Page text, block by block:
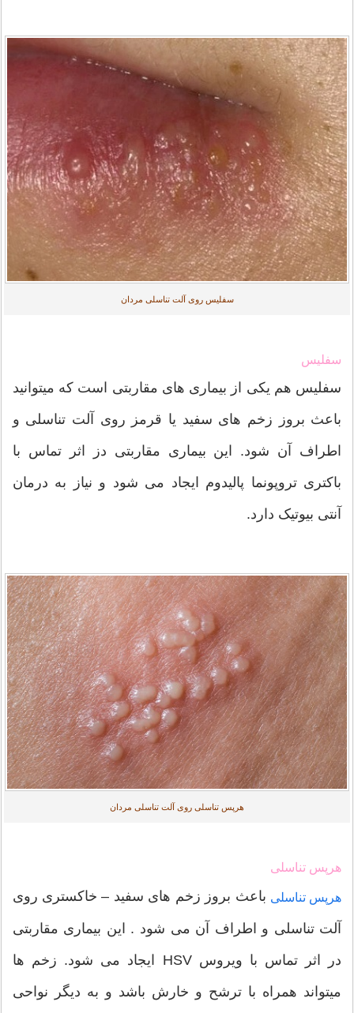
سفلیس روی آلت تناسلی مردان
سفلیس
سفلیس هم یکی از بیماری های مقاربتی است که میتوانید
باعث بروز زخم های سفید یا قرمز روی آلت تناسلی و
اطراف آن شود. این بیماری مقاربتی دز اثر تماس با
باکتری تروپونما پالیدوم ایجاد می شود و نیاز به درمان
آنتی بیوتیک دارد.
هرپس تناسلی روی آلت تناسلی مردان
هرپس تناسلی
هرپس تناسلی باعث بروز زخم های سفید – خاکستری روی
آلت تناسلی و اطراف آن می شود . این بیماری مقاربتی
در اثر تماس با ویروس HSV ایجاد می شود. زخم ها
میتواند همراه با ترشح و خارش باشد و به دیگر نواحی